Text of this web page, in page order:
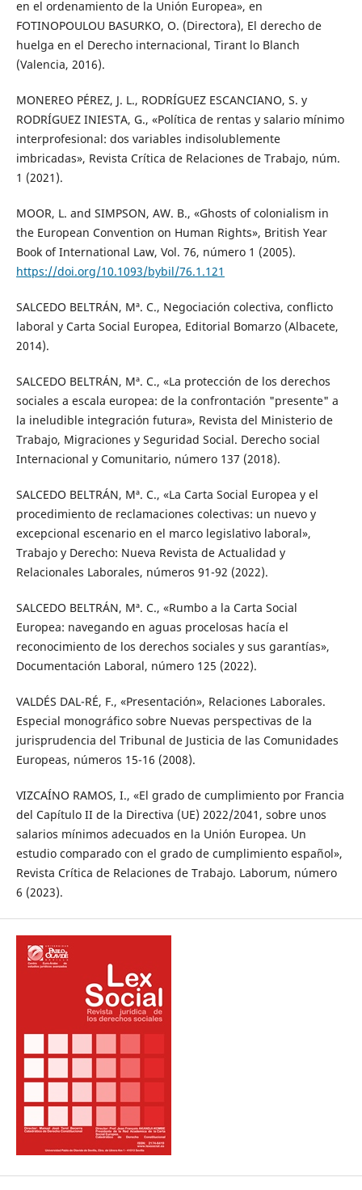
en el ordenamiento de la Unión Europea», en
FOTINOPOULOU BASURKO, O. (Directora), El derecho de
huelga en el Derecho internacional, Tirant lo Blanch
(Valencia, 2016).
MONEREO PÉREZ, J. L., RODRÍGUEZ ESCANCIANO, S. y
RODRÍGUEZ INIESTA, G., «Política de rentas y salario mínimo
interprofesional: dos variables indisolublemente
imbricadas», Revista Crítica de Relaciones de Trabajo, núm.
1 (2021).
MOOR, L. and SIMPSON, AW. B., «Ghosts of colonialism in
the European Convention on Human Rights», British Year
Book of International Law, Vol. 76, número 1 (2005).
https://doi.org/10.1093/bybil/76.1.121
SALCEDO BELTRÁN, Mª. C., Negociación colectiva, conflicto
laboral y Carta Social Europea, Editorial Bomarzo (Albacete,
2014).
SALCEDO BELTRÁN, Mª. C., «La protección de los derechos
sociales a escala europea: de la confrontación "presente" a
la ineludible integración futura», Revista del Ministerio de
Trabajo, Migraciones y Seguridad Social. Derecho social
Internacional y Comunitario, número 137 (2018).
SALCEDO BELTRÁN, Mª. C., «La Carta Social Europea y el
procedimiento de reclamaciones colectivas: un nuevo y
excepcional escenario en el marco legislativo laboral»,
Trabajo y Derecho: Nueva Revista de Actualidad y
Relacionales Laborales, números 91-92 (2022).
SALCEDO BELTRÁN, Mª. C., «Rumbo a la Carta Social
Europea: navegando en aguas procelosas hacía el
reconocimiento de los derechos sociales y sus garantías»,
Documentación Laboral, número 125 (2022).
VALDÉS DAL-RÉ, F., «Presentación», Relaciones Laborales.
Especial monográfico sobre Nuevas perspectivas de la
jurisprudencia del Tribunal de Justicia de las Comunidades
Europeas, números 15-16 (2008).
VIZCAÍNO RAMOS, I., «El grado de cumplimiento por Francia
del Capítulo II de la Directiva (UE) 2022/2041, sobre unos
salarios mínimos adecuados en la Unión Europea. Un
estudio comparado con el grado de cumplimiento español»,
Revista Crítica de Relaciones de Trabajo. Laborum, número
6 (2023).